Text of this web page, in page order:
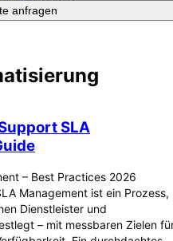
anfragen
SLA
– Best Practices 2026
Management ist ein Prozess,
Dienstleister und
– mit messbaren Zielen